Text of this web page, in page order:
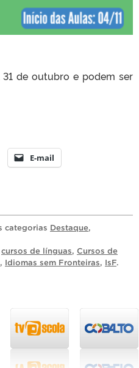
de outubro e podem ser
E-mail
categorias Destaque,
cursos de línguas, Cursos de
, Idiomas sem Fronteiras, IsF.